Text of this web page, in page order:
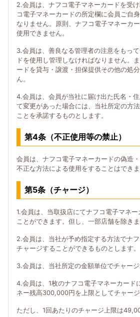
2.会員は、ナフコ電子マネーカードを受
コ電子マネーカードの所定欄に会員ご自
なりません。原則、ナフコ電子マネーカ
使用できません。
3.会員は、善良なる管理者の注意をもっ
ドを使用し管理しなければなりません。
ードを貸与・譲渡・担保提供その他の処
ん。
4.会員は、会員が当社に届け出た氏名・
て変更があった場合には、当社所定の方
ことを承諾するものとします。
第4条（不正使用等の禁止）
会員は、ナフコ電子マネーカードの偽造
不正な方法による使用をすることはできま
第5条（チャージ）
1.会員は、当取扱店にてナフコ電子マネ
ことができます。但し、一部店舗を除きま
2.会員は、当社が予め指定する方法でナ
チャージすることができるものとします。
3.会員は、当社所定の金額単位でチャージ
4.会員は、1枚のナフコ電子マネーカード
ネー残高300,000円を上限としてチャージ
ただし、1回あたりのチャージ上限は